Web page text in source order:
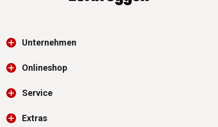
Unternehmen
Onlineshop
Service
Extras